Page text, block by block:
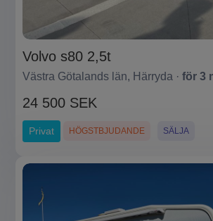
Volvo s80 2,5t
Västra Götalands län, Härryda · för 3
24 500 SEK
Privat HÖGSTBJUDANDE SÄLJA